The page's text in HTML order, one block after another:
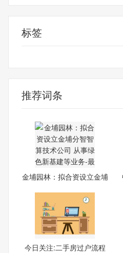
标签
推荐词条
金埔园林：拟合资设立金埔
今日关注:二手房过户流程